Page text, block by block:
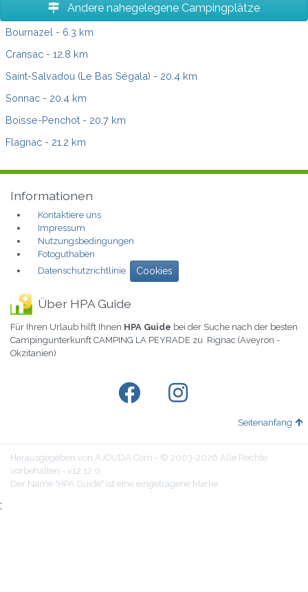
Andere nahegelegene Campingplätze
Bournazel - 6.3 km
Cransac - 12.8 km
Saint-Salvadou (Le Bas Ségala) - 20.4 km
Sonnac - 20.4 km
Boisse-Penchot - 20.7 km
Flagnac - 21.2 km
Informationen
Kontaktiere uns
Impressum
Nutzungsbedingungen
Fotoguthaben
Datenschutzrichtlinie
Cookies
Über HPA Guide
Für Ihren Urlaub hilft Ihnen HPA Guide bei der Suche nach der besten
Campingunterkunft CAMPING LA PEYRADE zu Rignac (Aveyron -
Okzitanien)
Seitenanfang
Herausgegeben von AJOUDA.Com - © 2003-2026 Alle Rechte
vorbehalten - v12.12.0
Der Name "HPA Guide" ist eine eingetragene Marke.
;